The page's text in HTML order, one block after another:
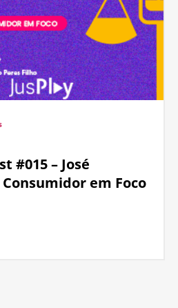
#015 – José
em Foco